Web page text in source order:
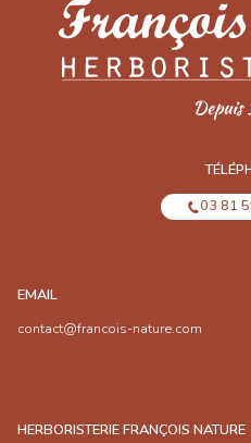
03 81
EMAIL
contact@francois-nature.com
HERBORISTERIE FRANÇOIS NATURE